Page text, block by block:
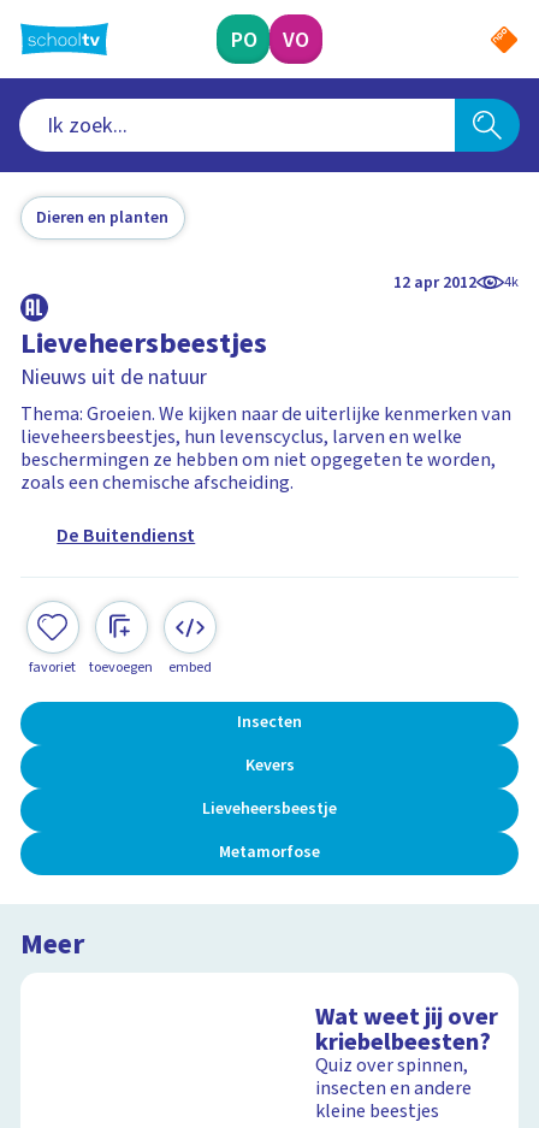
naar
hoofdinhoud
PO VO
Dieren en planten
12 apr 2012 4k
Lieveheersbeestjes
Nieuws uit de natuur
Thema: Groeien. We kijken naar de uiterlijke kenmerken van
lieveheersbeestjes, hun levenscyclus, larven en welke
beschermingen ze hebben om niet opgegeten te worden,
zoals een chemische afscheiding.
De Buitendienst
favoriet toevoegen embed
Insecten
Kevers
Lieveheersbeestje
Metamorfose
Meer
Wat weet jij over
kriebelbeesten?
Quiz over spinnen,
insecten en andere
kleine beestjes